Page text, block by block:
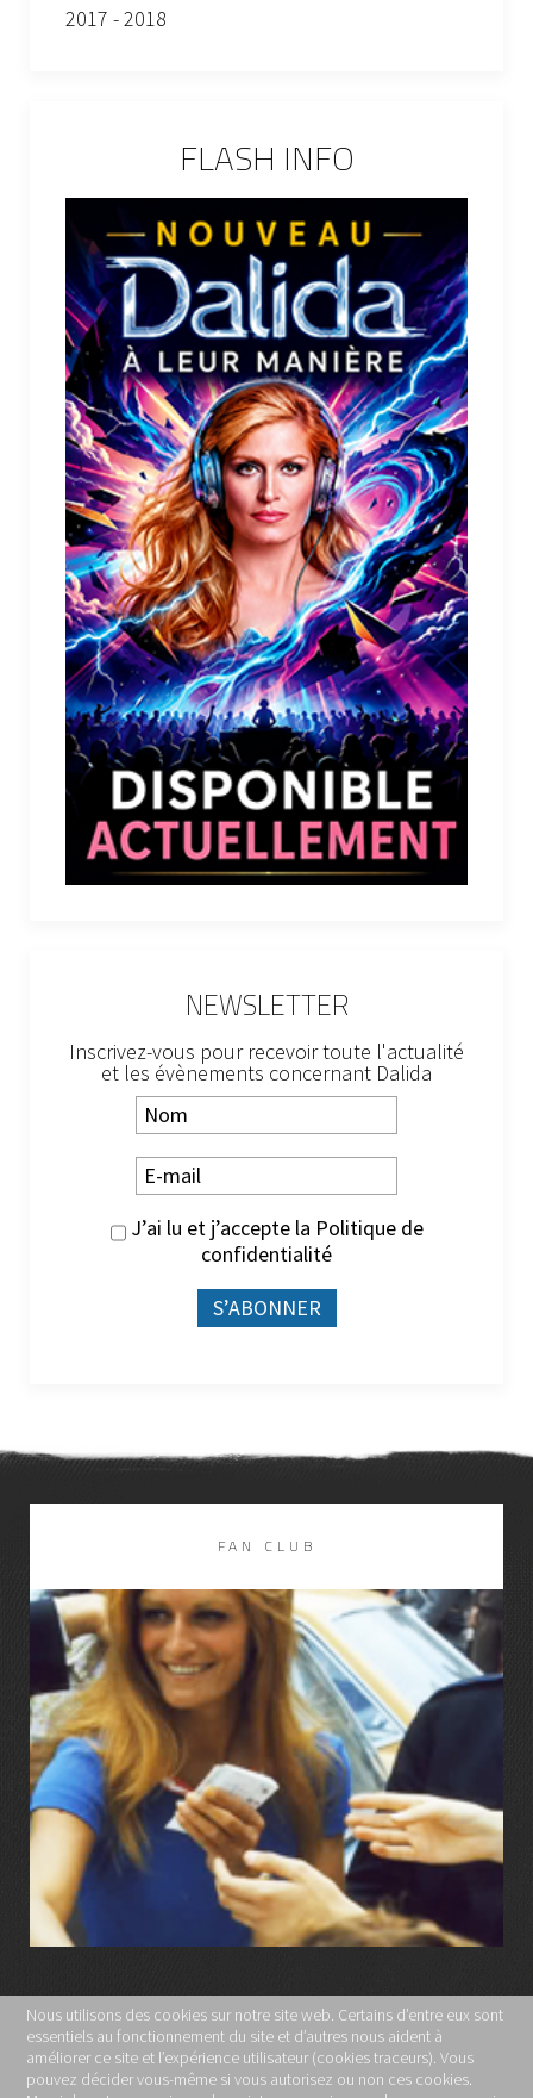
2017 - 2018
FLASH INFO
NEWSLETTER
Inscrivez-vous pour recevoir toute l'actualité
et les évènements concernant Dalida
J’ai lu et j’accepte la Politique de
confidentialité
FAN CLUB
LIRE LA SUITE
MENTIONS LÉGALES
POLITIQUE DE CONFIDENTIALITÉ
Nous utilisons des cookies sur notre site web. Certains d’entre eux sont
essentiels au fonctionnement du site et d’autres nous aident à
améliorer ce site et l’expérience utilisateur (cookies traceurs). Vous
pouvez décider vous-même si vous autorisez ou non ces cookies.